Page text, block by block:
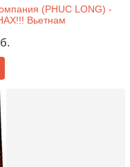
(PHUC LONG) -
Вьетнам